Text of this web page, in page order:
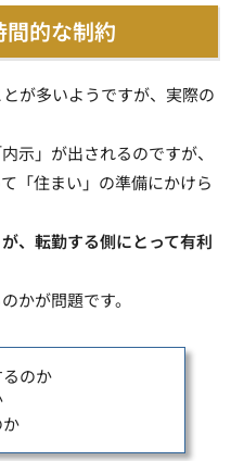
的な制約
が多いようですが、実際の
示」が出されるのですが、
「住まい」の準備にかけら
、転勤する側にとって有利
かが問題です。
のか